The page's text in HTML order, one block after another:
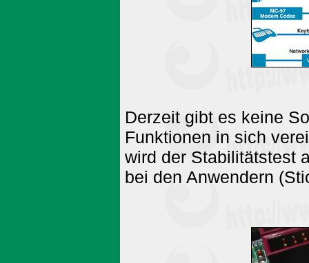
Derzeit gibt es keine
Funktionen in sich
wird der Stabilitätstest
bei den Anwendern